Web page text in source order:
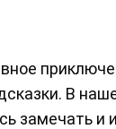
В
замечать и